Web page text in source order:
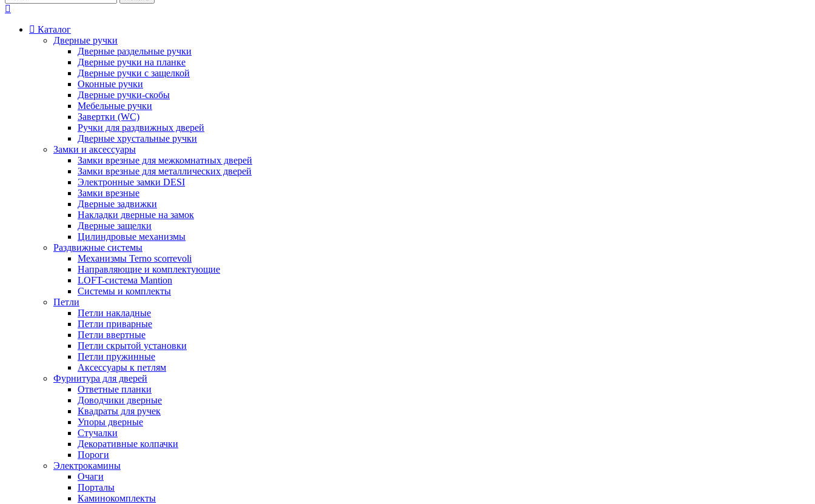
Каталог
Дверные ручки
Дверные раздельные ручки
Дверные ручки на планке
Дверные ручки с защелкой
Оконные ручки
Дверные ручки-скобы
Мебельные ручки
Завертки (WC)
Ручки для раздвижных дверей
Дверные хрустальные ручки
Замки и аксессуары
Замки врезные для межкомнатных дверей
Замки врезные для металлических дверей
Электронные замки DESI
Замки врезные
Дверные задвижки
Накладки дверные на замок
Дверные защелки
Цилиндровые механизмы
Раздвижные системы
Механизмы Terno scorrevoli
Направляющие и комплектующие
LOFT-cистема Mantion
Системы и комплекты
Петли
Петли накладные
Петли приварные
Петли ввертные
Петли скрытой установки
Петли пружинные
Аксессуары к петлям
Фурнитура для дверей
Ответные планки
Доводчики дверные
Квадраты для ручек
Упоры дверные
Стучалки
Декоративные колпачки
Пороги
Электрокамины
Очаги
Порталы
Каминокомплекты